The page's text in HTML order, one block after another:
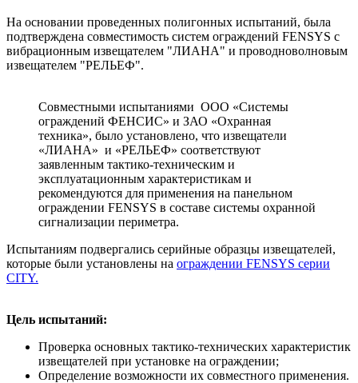
На основании проведенных полигонных испытаний, была
подтверждена совместимость систем ограждений FENSYS с
вибрационным извещателем "ЛИАНА" и проводноволновым
извещателем "РЕЛЬЕФ".
Совместными испытаниями ООО «Системы
ограждений ФЕНСИС» и ЗАО «Охранная
техника», было установлено, что извещатели
«ЛИАНА» и «РЕЛЬЕФ» соответствуют
заявленным тактико-техническим и
эксплуатационным характеристикам и
рекомендуются для применения на панельном
ограждении FENSYS в составе системы охранной
сигнализации периметра.
Испытаниям подвергались серийные образцы извещателей,
которые были установлены на ограждении FENSYS серии
CITY.
Цель испытаний:
Проверка основных тактико-технических характеристик
извещателей при установке на ограждении;
Определение возможности их совместного применения.